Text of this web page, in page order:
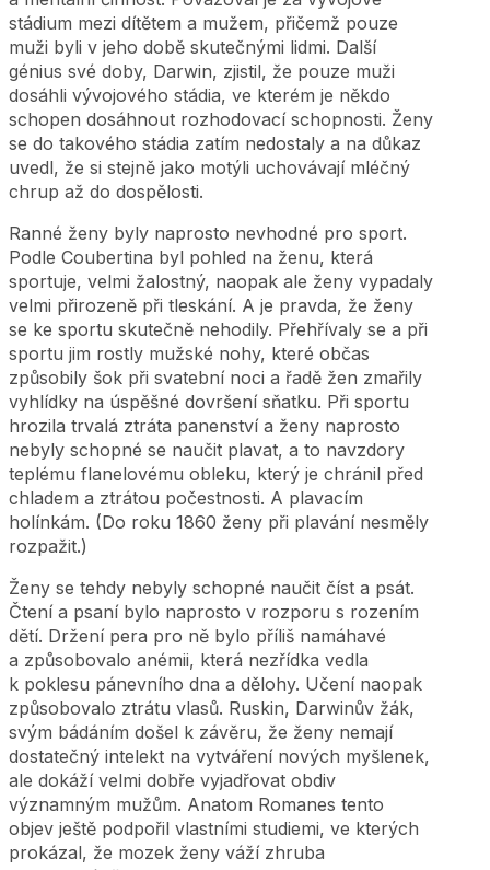
stádium mezi dítětem a mužem, přičemž pouze
muži byli v jeho době skutečnými lidmi. Další
génius své doby, Darwin, zjistil, že pouze muži
dosáhli vývojového stádia, ve kterém je někdo
schopen dosáhnout rozhodovací schopnosti. Ženy
se do takového stádia zatím nedostaly a na důkaz
uvedl, že si stejně jako motýli uchovávají mléčný
chrup až do dospělosti.
Ranné ženy byly naprosto nevhodné pro sport.
Podle Coubertina byl pohled na ženu, která
sportuje, velmi žalostný, naopak ale ženy vypadaly
velmi přirozeně při tleskání. A je pravda, že ženy
se ke sportu skutečně nehodily. Přehřívaly se a při
sportu jim rostly mužské nohy, které občas
způsobily šok při svatební noci a řadě žen zmařily
vyhlídky na úspěšné dovršení sňatku. Při sportu
hrozila trvalá ztráta panenství a ženy naprosto
nebyly schopné se naučit plavat, a to navzdory
teplému flanelovému obleku, který je chránil před
chladem a ztrátou počestnosti. A plavacím
holínkám. (Do roku 1860 ženy při plavání nesměly
rozpažit.)
Ženy se tehdy nebyly schopné naučit číst a psát.
Čtení a psaní bylo naprosto v rozporu s rozením
dětí. Držení pera pro ně bylo příliš namáhavé
a způsobovalo anémii, která nezřídka vedla
k poklesu pánevního dna a dělohy. Učení naopak
způsobovalo ztrátu vlasů. Ruskin, Darwinův žák,
svým bádáním došel k závěru, že ženy nemají
dostatečný intelekt na vytváření nových myšlenek,
ale dokáží velmi dobře vyjadřovat obdiv
významným mužům. Anatom Romanes tento
objev ještě podpořil vlastními studiemi, ve kterých
prokázal, že mozek ženy váží zhruba